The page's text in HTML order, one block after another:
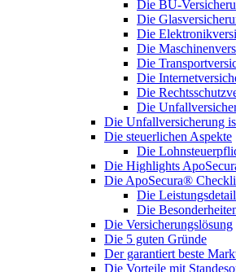
Die BU-
Die
Die
Die
Die
Die
Die
Die
Die Unfallversicherung
Die steuerlichen Aspekte
Die
Die Highlights
Die ApoSecura®
Die
Die
Die Versicherungslösung
Die 5 guten Gründe
Der garantiert beste
Die Vorteile mit